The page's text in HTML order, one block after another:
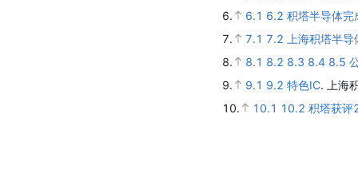
6.
6.1 6.2 积塔半导体
7.
7.1 7.2
上海积塔半
8.
8.1 8.2 8.3 8.4 8.5
9.
9.1 9.2 特色IC.
上海
10.
10.1 10.2 积塔获评